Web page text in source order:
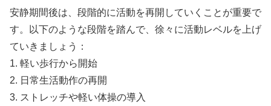
安静期間後は、段階的に活動を再開していくことが重要で
す。以下のような段階を踏んで、徐々に活動レベルを上げ
ていきましょう：
1. 軽い歩行から開始
2. 日常生活動作の再開
3. ストレッチや軽い体操の導入